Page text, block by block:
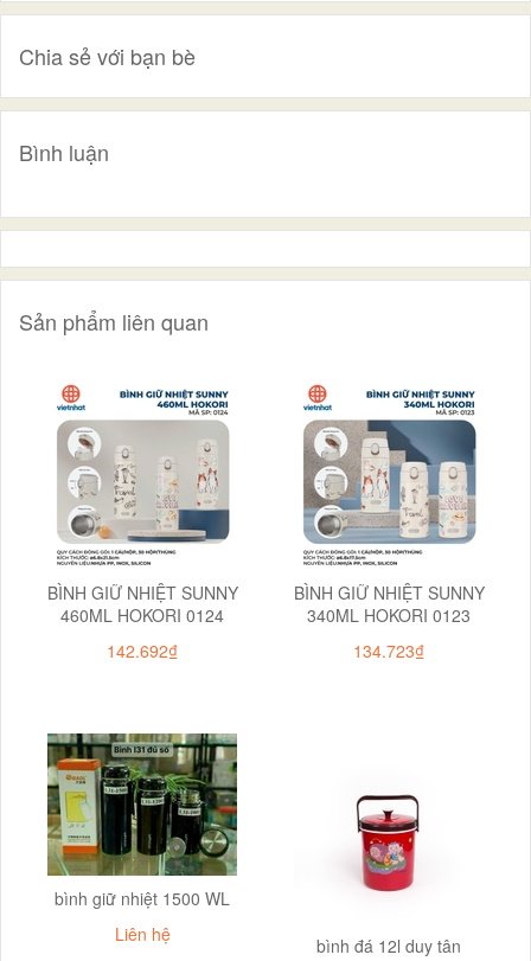
Chia sẻ với bạn bè
Bình luận
Sản phẩm liên quan
BÌNH GIỮ NHIỆT SUNNY
460ML HOKORI 0124
142.692₫
BÌNH GIỮ NHIỆT SUNNY
340ML HOKORI 0123
134.723₫
bình giữ nhiệt 1500 WL
Liên hệ
bình đá 12l duy tân